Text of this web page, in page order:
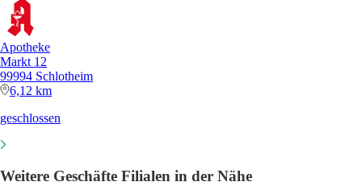
Apotheke
Markt 12
99994 Schlotheim
6,12 km
geschlossen
Weitere Geschäfte Filialen in der Nähe